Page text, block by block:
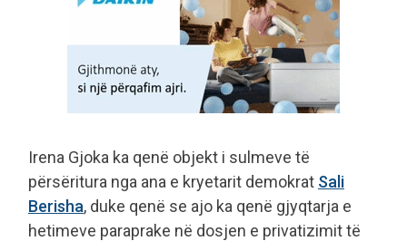
Irena Gjoka ka qenë objekt i sulmeve të
përsëritura nga ana e kryetarit demokrat Sali
Berisha, duke qenë se ajo ka qenë gjyqtarja e
hetimeve paraprake në dosjen e privatizimit të